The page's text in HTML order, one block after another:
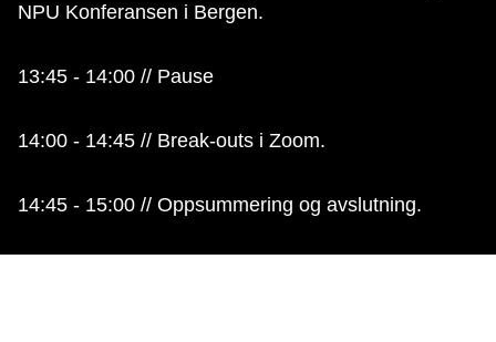
NPU Konferansen i Bergen.
13:45 - 14:00 // Pause
14:00 - 14:45 // Break-outs i Zoom.
14:45 - 15:00 // Oppsummering og avslutning.